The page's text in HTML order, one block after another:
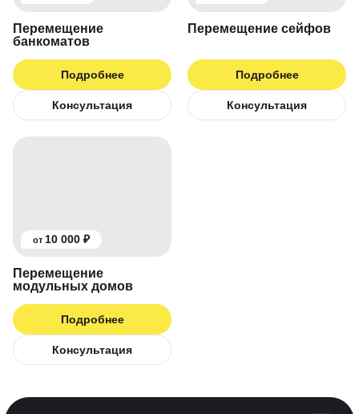
Перемещение
банкоматов
Подробнее
Консультация
Перемещение сейфов
Подробнее
Консультация
от 10 000 ₽
Перемещение
модульных домов
Подробнее
Консультация